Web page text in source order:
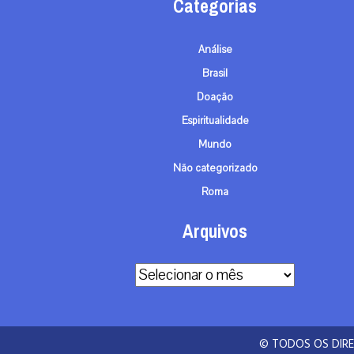
A primeira agência de notícias católicas do
Brasil
Categorias
Análise
Brasil
Doação
Mundo
Não categorizado
Roma
Arquivos